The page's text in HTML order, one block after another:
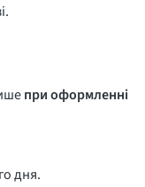
при оформленні
дня.